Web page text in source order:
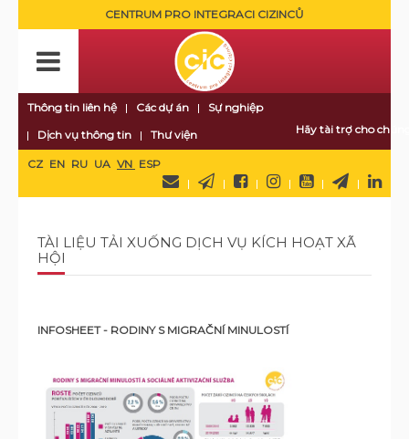
CENTRUM PRO INTEGRACI CIZINCŮ
Thông tin liên hệ Các dự án
Sự nghiệp
Dịch vụ thông tin
Thư viện Hãy tài trợ cho
CZ EN RU UA VN ESP
TÀI LIỆU TẢI XUỐNG DỊCH VỤ KÍCH HOẠT XÃ
HỘI
INFOSHEET - RODINY S MIGRAČNÍ MINULOSTÍ